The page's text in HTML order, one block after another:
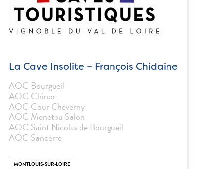
La Cave Insolite – François Chidaine
AOC Bourgueil
AOC Chinon
AOC Cour Cheverny
AOC Menetou Salon
AOC Saint Nicolas de Bourgueil
AOC Sancerre
MONTLOUIS-SUR-LOIRE